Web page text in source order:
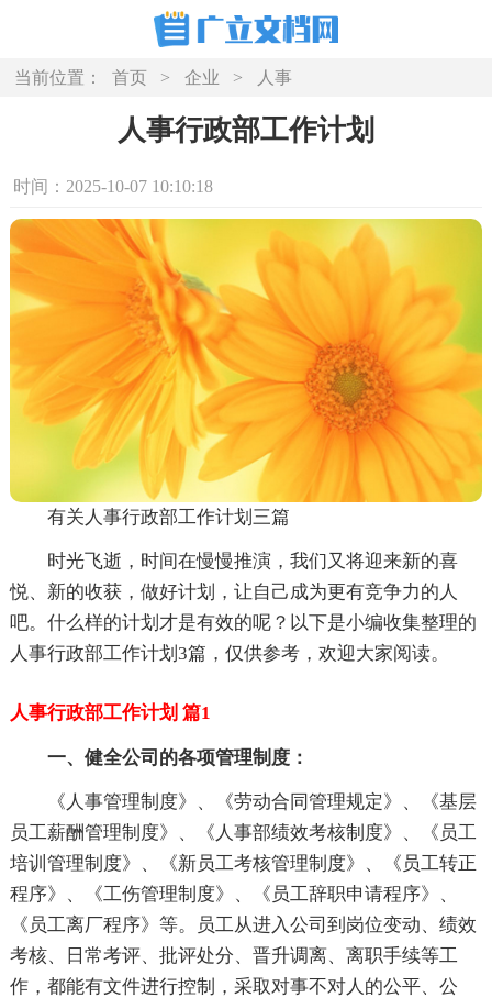
当前位置： 首页 > 企业 > 人事
人事行政部工作计划
时间：2025-10-07 10:10:18
有关人事行政部工作计划三篇
时光飞逝，时间在慢慢推演，我们又将迎来新的喜
悦、新的收获，做好计划，让自己成为更有竞争力的人
吧。什么样的计划才是有效的呢？以下是小编收集整理的
人事行政部工作计划3篇，仅供参考，欢迎大家阅读。
人事行政部工作计划 篇1
一、健全公司的各项管理制度：
《人事管理制度》、《劳动合同管理规定》、《基层
员工薪酬管理制度》、《人事部绩效考核制度》、《员工
培训管理制度》、《新员工考核管理制度》、《员工转正
程序》、《工伤管理制度》、《员工辞职申请程序》、
《员工离厂程序》等。员工从进入公司到岗位变动、绩效
考核、日常考评、批评处分、晋升调离、离职手续等工
作，都能有文件进行控制，采取对事不对人的公平、公